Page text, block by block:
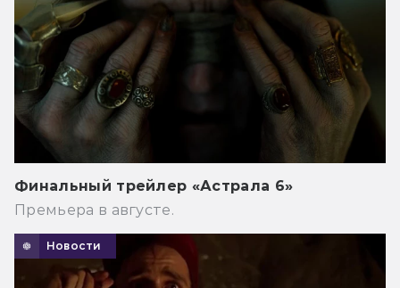
Финальный трейлер «Астрала 6»
Премьера в августе.
Новости